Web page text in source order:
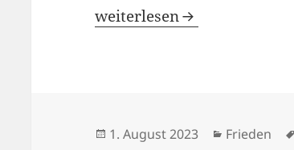
Herrmanns Heuchelei zum
weiter­lesen
Veröffentlicht
1. August 2023 Kategorien
Frieden